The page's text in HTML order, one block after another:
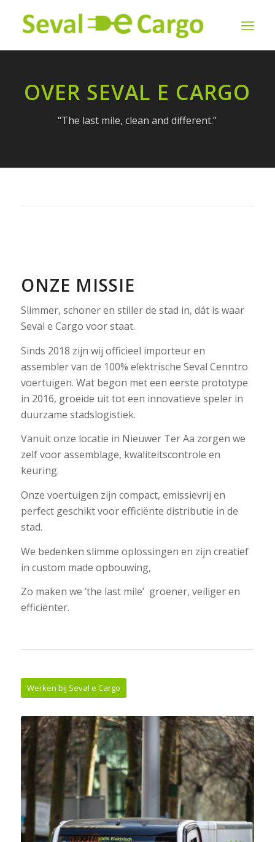
OVER SEVAL E CARGO
“The last mile, clean and different.”
ONZE MISSIE
Slimmer, schoner en stiller de stad in, dát is waar
Seval e Cargo voor staat.
Sinds 2018 zijn wij officieel importeur en
assembler van de 100% elektrische Seval Cenntro
voertuigen. Wat begon met een eerste prototype
in 2016, groeide uit tot een innovatieve speler in
duurzame stadslogistiek.
Vanuit onze locatie in Nieuwer Ter Aa zorgen we
zelf voor assemblage, kwaliteitscontrole en
keuring.
Onze voertuigen zijn compact, emissievrij en
perfect geschikt voor efficiënte distributie in de
stad.
We bedenken slimme oplossingen en zijn creatief
in custom made opbouwing,
Zo maken we ’the last mile’ groener, veiliger en
efficiënter.
Werken bij Seval e Cargo